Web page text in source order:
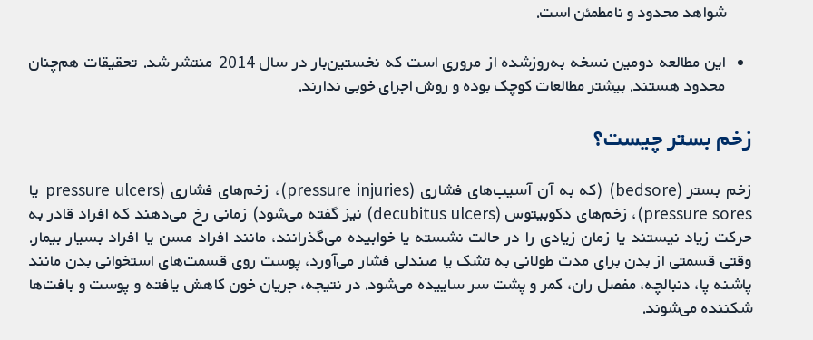
شواهد محدود و نامطمئن است.
این مطالعه دومین نسخه به‌روزشده از مروری است که نخستین‌بار در سال 2014 منتشر شد. تحقیقات هم‌چنان
محدود هستند. بیشتر مطالعات کوچک بوده و روش اجرای خوبی ندارند.
زخم بستر چیست؟
زخم بستر (bedsore) (که به آن آسیب‌های فشاری (pressure injuries)، زخم‌های فشاری (pressure ulcers یا
pressure sores)، زخم‌های دکوبیتوس (decubitus ulcers) نیز گفته می‌شود) زمانی رخ می‌دهند که افراد قادر به
حرکت زیاد نیستند یا زمان زیادی را در حالت نشسته یا خوابیده می‌گذرانند، مانند افراد مسن یا افراد بسیار بیمار.
وقتی قسمتی از بدن برای مدت طولانی به تشک یا صندلی فشار می‌آورد، پوست روی قسمت‌های استخوانی بدن مانند
پاشنه پا، دنبالچه، مفصل ران، کمر و پشت سر ساییده می‌شود. در نتیجه، جریان خون کاهش یافته و پوست و بافت‌ها
شکننده می‌شوند.